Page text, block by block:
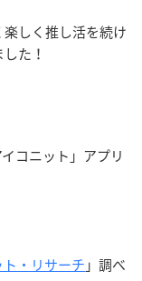
しく推し活を続け
た！
コニット」アプリ
・リサーチ 」調べ